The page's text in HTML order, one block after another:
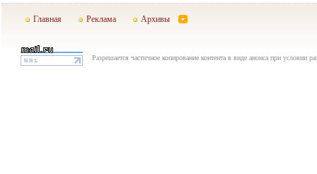
Главная Реклама Архивы
Разрешается частичное копирование контента в виде анонса при условии